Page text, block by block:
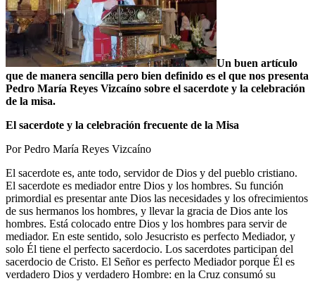
Un buen artículo
que de manera sencilla pero bien definido es el que nos presenta
Pedro María Reyes Vizcaíno sobre el sacerdote y la celebración
de la misa.
El sacerdote y la celebración frecuente de la Misa
Por Pedro María Reyes Vizcaíno
El sacerdote es, ante todo, servidor de Dios y del pueblo cristiano.
El sacerdote es mediador entre Dios y los hombres. Su función
primordial es presentar ante Dios las necesidades y los ofrecimientos
de sus hermanos los hombres, y llevar la gracia de Dios ante los
hombres. Está colocado entre Dios y los hombres para servir de
mediador. En este sentido, solo Jesucristo es perfecto Mediador, y
solo Él tiene el perfecto sacerdocio. Los sacerdotes participan del
sacerdocio de Cristo. El Señor es perfecto Mediador porque Él es
verdadero Dios y verdadero Hombre: en la Cruz consumó su